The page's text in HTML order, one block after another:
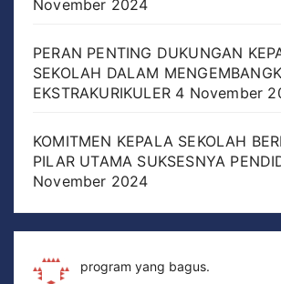
November 2024
PERAN PENTING DUKUNGAN
SEKOLAH DALAM
EKSTRAKURIKULER 4 November
KOMITMEN KEPALA SEKOLAH
PILAR UTAMA SUKSESNYA
November 2024
program yang bagus.